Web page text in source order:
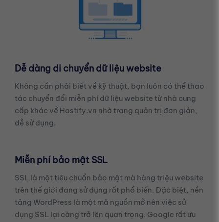
Dễ dàng di chuyển dữ liệu website
Không cần phải biết về kỹ thuật, bạn luôn có thể thao
tác chuyển đổi miễn phí dữ liệu website từ nhà cung
cấp khác về Hostify.vn nhờ trang quản trị đơn giản,
dễ sử dụng.
Miễn phí bảo mật SSL
SSL là một tiêu chuẩn bảo mật mà hàng triệu website
trên thế giới đang sử dụng rất phổ biến. Đặc biệt, nền
tảng WordPress là một mã nguồn mở nên việc sử
dụng SSL lại càng trở lên quan trọng. Google rất ưu